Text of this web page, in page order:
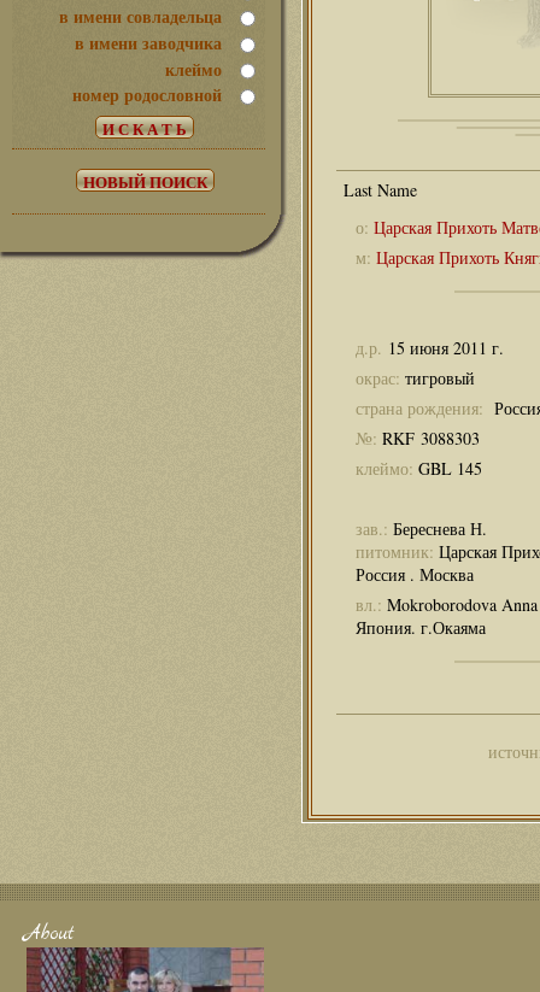
в имени совладельца
в имени заводчика
клеймо
номер родословной
о: Царская Прихоть
м: Царская Прихоть
д.р. 15 июня 2011 г.
окрас: тигровый
страна рождения:
№: RKF 3088303
клеймо: GBL 145
зав.: Береснева Н.
питомник: Царская
Россия . Москва
вл.: Mokroborodova Anna
Япония. г.Окаяма
About